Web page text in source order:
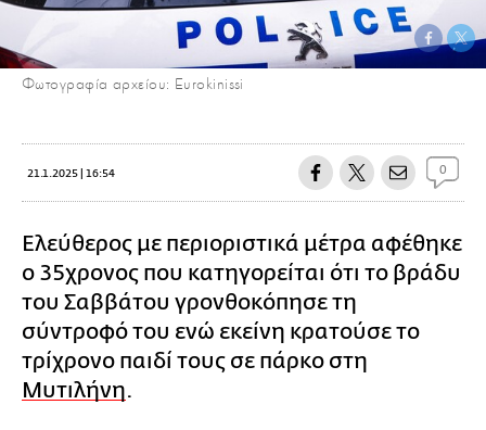
Φωτογραφία αρχείου: Eurokinissi
21.1.2025 | 16:54 0
Ελεύθερος με περιοριστικά μέτρα αφέθηκε
ο 35χρονος που κατηγορείται ότι το βράδυ
του Σαββάτου γρονθοκόπησε τη
σύντροφό του ενώ εκείνη κρατούσε το
τρίχρονο παιδί τους σε πάρκο στη
Μυτιλήνη.